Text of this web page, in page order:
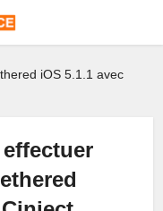
iOS 5.1.1 avec